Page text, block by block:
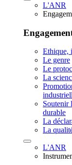
L'ANR
Ethique,
Le genre
Le
La
Soutenir
durable
La
La
L'ANR